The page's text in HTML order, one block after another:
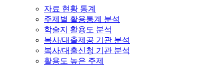
자료 현황 통계
주제별 활용통계 분석
학술지 활용도 분석
복사/대출제공 기관 분석
복사/대출신청 기관 분석
활용도 높은 주제